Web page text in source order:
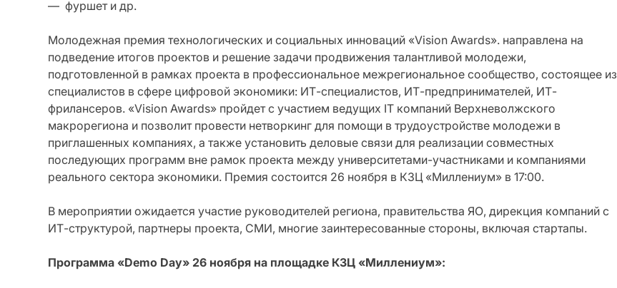
— фуршет и др.
Молодежная премия технологических и социальных инноваций «Vision Awards». направлена на
подведение итогов проектов и решение задачи продвижения талантливой молодежи,
подготовленной в рамках проекта в профессиональное межрегиональное сообщество, состоящее из
специалистов в сфере цифровой экономики: ИТ-специалистов, ИТ-предпринимателей, ИТ-
фрилансеров. «Vision Awards» пройдет с участием ведущих IT компаний Верхневолжского
макрорегиона и позволит провести нетворкинг для помощи в трудоустройстве молодежи в
приглашенных компаниях, а также установить деловые связи для реализации совместных
последующих программ вне рамок проекта между университетами-участниками и компаниями
реального сектора экономики. Премия состоится 26 ноября в КЗЦ «Миллениум» в 17:00.
В мероприятии ожидается участие руководителей региона, правительства ЯО, дирекция компаний с
ИТ-структурой, партнеры проекта, СМИ, многие заинтересованные стороны, включая стартапы.
Программа «Demo Day» 26 ноября на площадке КЗЦ «Миллениум»: